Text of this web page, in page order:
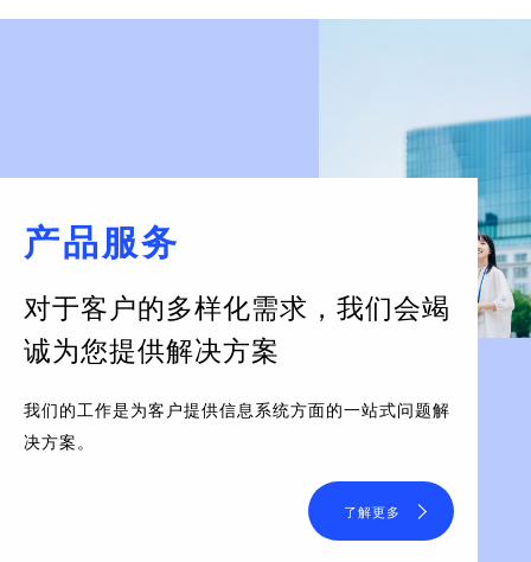
产品服务
对于客户的多样化需求， 我们会竭
诚为您提供解决方案
我们的工作是为客户提供信息系统方面的一站式问题解
决方案。
了解更多